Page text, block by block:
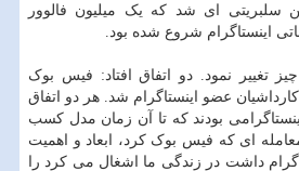
سلبریتی ای شد که یک میلیون فالوور
اینستاگرام شروع شده بود.
همه چیز تغییر نمود. دو اتفاق افتاد: فیس بوک
عضو اینستاگرام شد. هر دو اتفاق
بودند که تا آن زمان مدل کسب
ای که فیس بوک کرد، ابعاد و اهمیت
داشت در زندگی ما اشغال می کرد را